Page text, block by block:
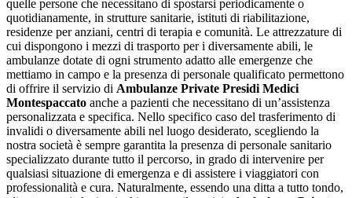
quelle persone che necessitano di spostarsi periodicamente o
quotidianamente, in strutture sanitarie, istituti di riabilitazione,
residenze per anziani, centri di terapia e comunità. Le attrezzature di
cui dispongono i mezzi di trasporto per i diversamente abili, le
ambulanze dotate di ogni strumento adatto alle emergenze che
mettiamo in campo e la presenza di personale qualificato permettono
di offrire il servizio di Ambulanze Private Presidi Medici
Montespaccato anche a pazienti che necessitano di un’assistenza
personalizzata e specifica. Nello specifico caso del trasferimento di
invalidi o diversamente abili nel luogo desiderato, scegliendo la
nostra società è sempre garantita la presenza di personale sanitario
specializzato durante tutto il percorso, in grado di intervenire per
qualsiasi situazione di emergenza e di assistere i viaggiatori con
professionalità e cura. Naturalmente, essendo una ditta a tutto tondo,